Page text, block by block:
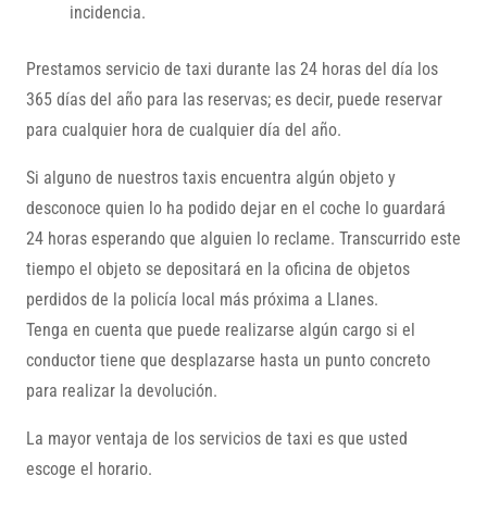
incidencia.
Prestamos servicio de taxi durante las 24 horas del día los
365 días del año para las reservas; es decir, puede reservar
para cualquier hora de cualquier día del año.
Si alguno de nuestros taxis encuentra algún objeto y
desconoce quien lo ha podido dejar en el coche lo guardará
24 horas esperando que alguien lo reclame. Transcurrido este
tiempo el objeto se depositará en la oficina de objetos
perdidos de la policía local más próxima a Llanes.
Tenga en cuenta que puede realizarse algún cargo si el
conductor tiene que desplazarse hasta un punto concreto
para realizar la devolución.
La mayor ventaja de los servicios de taxi es que usted
escoge el horario.